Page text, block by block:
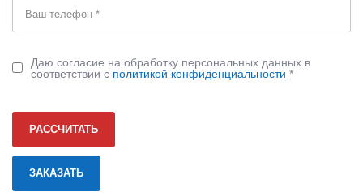
Даю согласие на обработку персональных данных в
соответствии с политикой конфиденциальности *
РАССЧИТАТЬ